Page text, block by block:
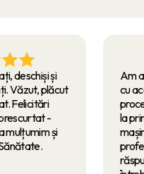
deschiși și
Văzut, plăcut
Felicitări
-
mulțumim și
Am
cu
la